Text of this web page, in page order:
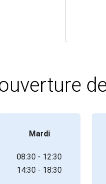
Mardi
08:30 - 12:30
14:30 - 18:30